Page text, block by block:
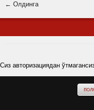
← Олдинга
Сиз авторизациядан